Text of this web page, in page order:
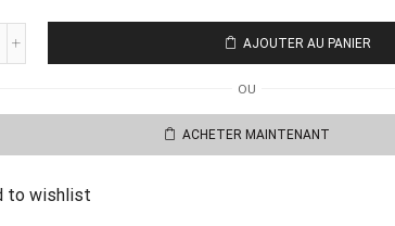
AJOUTER AU PANIER
OU
ACHETER MAINTENANT
to wishlist